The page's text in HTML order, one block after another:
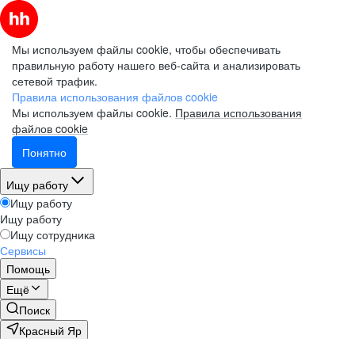
Мы используем файлы cookie, чтобы обеспечивать
правильную работу нашего веб-сайта и анализировать
сетевой трафик.
Правила использования файлов cookie
Мы используем файлы cookie. Правила использования
файлов cookie
Понятно
Ищу работу
Ищу работу
Ищу работу
Ищу сотрудника
Сервисы
Помощь
Ещё
Поиск
Красный Яр